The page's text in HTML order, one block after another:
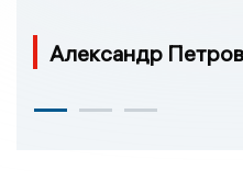
Александр